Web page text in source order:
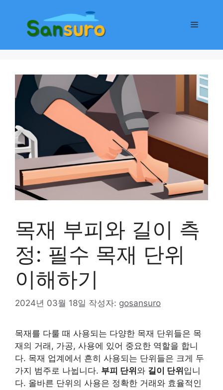
메
목재 부피와 길이 측
정: 필수 목재 단위
이해하기
2024년 03월 18일 작성자: gosansuro
목재를 다룰 때 사용되는 다양한 목재 단위들은 목
재의 거래, 가공, 사용에 있어 중요한 역할을 합니
다. 목재 업계에서 흔히 사용되는 단위들은 크게 두
가지 범주로 나뉩니다. 부피 단위 와 길이 단위 입니
다. 올바른 단위의 사용은 정확한 거래와 효율적인